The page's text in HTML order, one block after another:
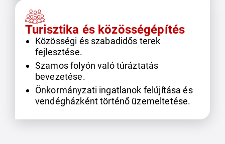
Turisztika és közösségépítés
Közösségi és szabadidős terek
fejlesztése.
Szamos folyón való túráztatás
bevezetése.
Önkormányzati ingatlanok felújítása és
vendégházként történő üzemeltetése.